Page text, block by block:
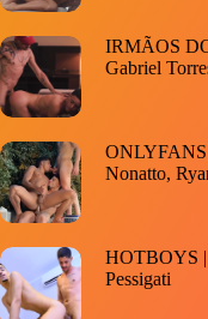
IRMÃOS
Gabriel
ONLYFANS
Nonatto,
HOTBOYS |
Pessigati